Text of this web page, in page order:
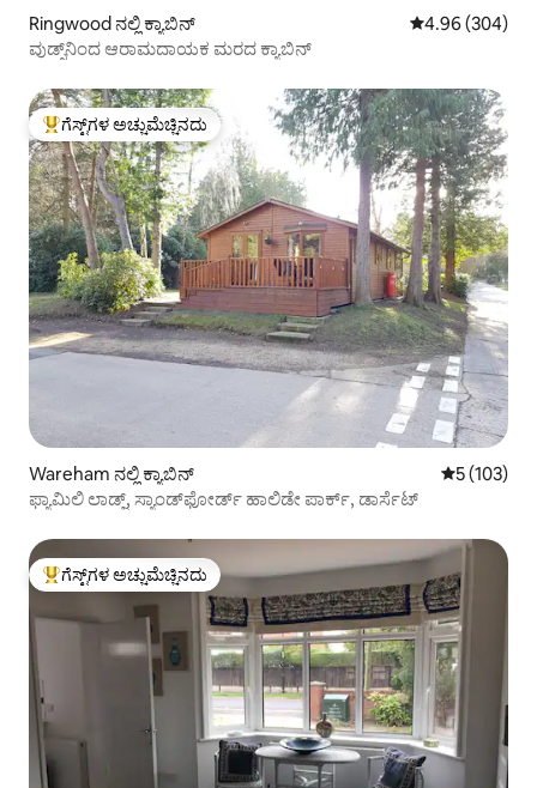
Ringwood ನಲ್ಲಿ ಕ್ಯಾಬಿನ್ 5 ರಲ್ಲಿ 4.96
4.96 (304)
ವುಡ್ಸ್‌ನಿಂದ ಆರಾಮದಾಯಕ ಮರದ ಕ್ಯಾಬಿನ್
ಗೆಸ್ಟ್‌ಗಳಿಗೆ ಅತಿ ಹೆಚ್ಚು ಅಚ್ಚುಮೆಚ್ಚಿನದು
ಗೆಸ್ಟ್‌ಗಳ ಅಚ್ಚುಮೆಚ್ಚಿನದು
Wareham ನಲ್ಲಿ ಕ್ಯಾಬಿನ್ 5 ರಲ್ಲಿ 5
5 (103)
ಫ್ಯಾಮಿಲಿ ಲಾಡ್ಜ್, ಸ್ಯಾಂಡ್‌ಫೋರ್ಡ್ ಹಾಲಿಡೇ ಪಾರ್ಕ್, ಡಾರ್ಸೆಟ್
ಗೆಸ್ಟ್‌ಗಳಿಗೆ ಅತಿ ಹೆಚ್ಚು ಅಚ್ಚುಮೆಚ್ಚಿನದು
ಗೆಸ್ಟ್‌ಗಳ ಅಚ್ಚುಮೆಚ್ಚಿನದು